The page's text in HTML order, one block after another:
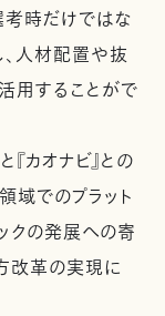
考時だけではな
人材配置や抜
用することがで
カオナビ』との
域でのプラット
クの発展への寄
改革の実現に